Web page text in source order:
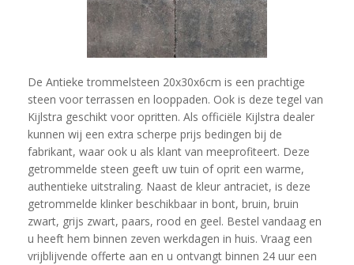
De Antieke trommelsteen 20x30x6cm is een prachtige
steen voor terrassen en looppaden. Ook is deze tegel van
Kijlstra geschikt voor opritten. Als officiële Kijlstra dealer
kunnen wij een extra scherpe prijs bedingen bij de
fabrikant, waar ook u als klant van meeprofiteert. Deze
getrommelde steen geeft uw tuin of oprit een warme,
authentieke uitstraling. Naast de kleur antraciet, is deze
getrommelde klinker beschikbaar in bont, bruin, bruin
zwart, grijs zwart, paars, rood en geel. Bestel vandaag en
u heeft hem binnen zeven werkdagen in huis. Vraag een
vrijblijvende offerte aan en u ontvangt binnen 24 uur een